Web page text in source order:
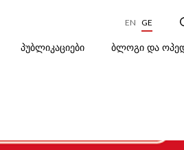
EN GE
ᲞᲣᲑᲚᲘᲙᲐᲪᲘᲔᲑᲘ ᲑᲚᲝᲒᲘ ᲓᲐ